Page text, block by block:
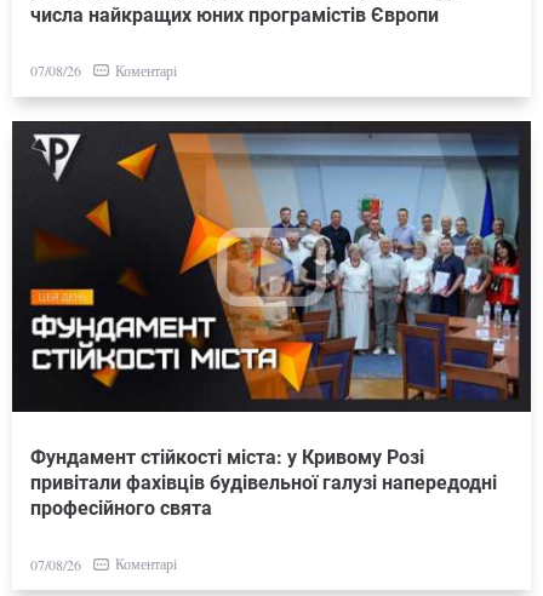
числа найкращих юних програмістів Європи
07/08/26 Коментарі
Фундамент стійкості міста: у Кривому Розі
привітали фахівців будівельної галузі напередодні
професійного свята
07/08/26 Коментарі